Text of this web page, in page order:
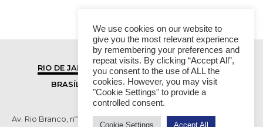
RIO DE JANEIRO
SÃO PAULO
BRASÍLIA
VITÓRIA
Av. Rio Branco, nº 01, 14º andar - Ed. RB1- Centro, Rio de Janeiro -
We use cookies on our website to
give you the most relevant experience
by remembering your preferences and
repeat visits. By clicking “Accept All”,
you consent to the use of ALL the
cookies. However, you may visit
"Cookie Settings" to provide a
controlled consent.
Cookie Settings Accept All